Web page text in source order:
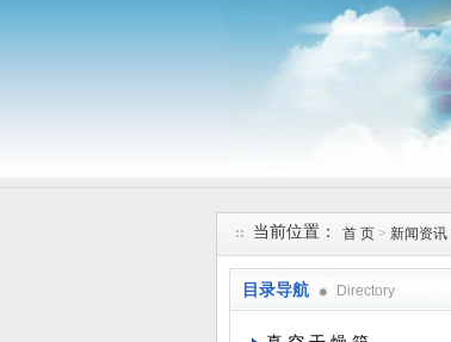
当前位置： 首 页 > 新闻资讯
目录导航 Directory